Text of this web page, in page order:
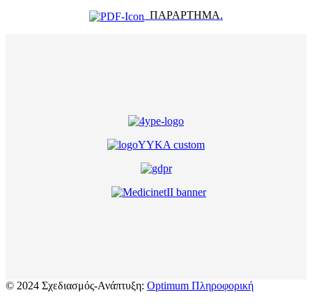
ΠΑΡΑΡΤΗΜΑ.
© 2024 Σχεδιασμός-Ανάπτυξη: Optimum Πληροφορική